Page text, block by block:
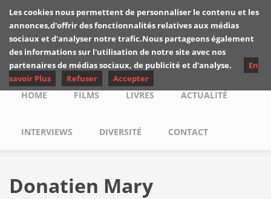
Skip to main content
Les critiques de
Yuyine
Main menu
HOME FILMS LIVRES ACTUALITÉ
INTERVIEWS DIVERSITÉ CONTACT
Donatien Mary
Les cookies nous permettent de personnaliser le contenu et les
annonces,d'offrir des fonctionnalités relatives aux médias
sociaux et d'analyser notre trafic.Nous partageons également
des informations sur l'utilisation de notre site avec nos
partenaires de médias sociaux, de publicité et d'analyse.
En
savoir Plus
Refuser Accepter